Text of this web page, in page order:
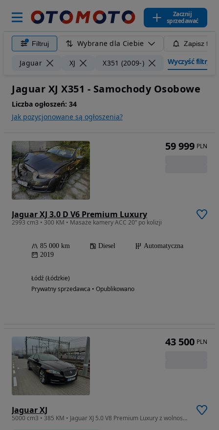
Zacznij
sprzedawać
Filtruj Wybrane dla Ciebie Zapisz
Jaguar XJ X351 (2009-) Wyczyść filtry
Jaguar XJ X351 - Samochody Osobowe
Liczba ogłoszeń: 34
Jak pozycjonowane są ogłoszenia?
Jaguar XJ 3.0 D V6 Premium Luxury
2993 cm3 • 300 KM • Masaże kamery ACC 20” po kolizji
85 000 km Diesel
Automatyczna
2019
Łódź (Łódzkie)
Prywatny sprzedawca • Opublikowano
59 999 PLN
Jaguar XJ
5000 cm3 • 385 KM • Jaguar XJ 5.0 V8 Premium Luxury z wolnossącym silnikiem o mocy 385 km
43 500 PLN